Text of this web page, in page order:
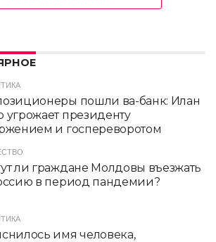
пошли ва-банк: Илан
угрожает президенту
и госпереворотом
ли граждане Молдовы въезжать
в период пандемии?
имя человека,